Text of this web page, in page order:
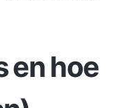
en hoe